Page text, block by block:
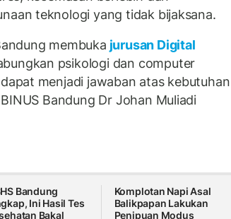
teknologi yang tidak bijaksana.
membuka jurusan Digital
psikologi dan computer
menjadi jawaban atas kebutuhan
Bandung Dr Johan Muliadi
Bandung
Ini Hasil Tes
Bakal
Komplotan Napi Asal
Balikpapan Lakukan
Penipuan Modus